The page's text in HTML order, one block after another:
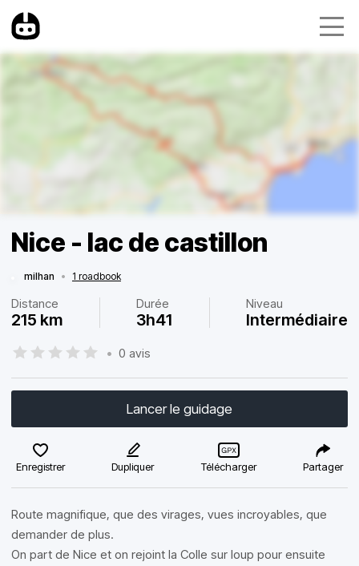
Nice - lac de castillon
milhan • 1 roadbook
Distance
215 km
Durée
3h41
Niveau
Intermédiaire
• 0 avis
Lancer le guidage
Enregistrer Dupliquer Télécharger Partager
Route magnifique, que des virages, vues incroyables, que
demander de plus.
On part de Nice et on rejoint la Colle sur loup pour ensuite